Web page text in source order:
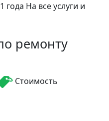
года На все услуги и
ремонту
Стоимость